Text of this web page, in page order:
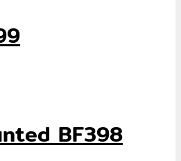
BF398